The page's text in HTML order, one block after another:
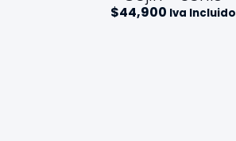
$44,900 Iva Incluido